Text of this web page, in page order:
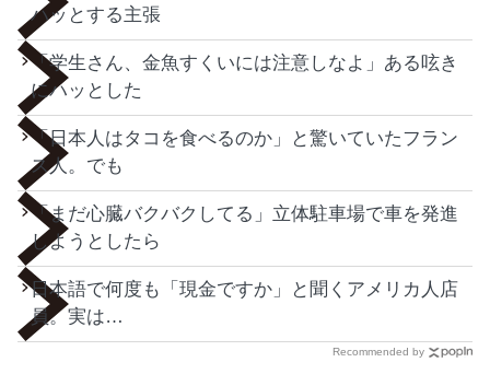
ハッとする主張
「学生さん、金魚すくいには注意しなよ」ある呟き
にハッとした
「日本人はタコを食べるのか」と驚いていたフラン
ス人。でも
「まだ心臓バクバクしてる」立体駐車場で車を発進
しようとしたら
日本語で何度も「現金ですか」と聞くアメリカ人店
員。実は…
Recommended by